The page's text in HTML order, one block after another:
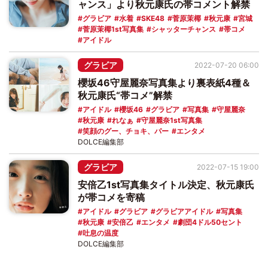
ャンス」より秋元康氏の帯コメント解禁
グラビア 水着 SKE48 菅原茉椰 秋元康
宮城
菅原茉椰1st写真集
シャッターチャンス
帯コメ
アイドル
グラビア
櫻坂46守屋麗奈写真集より裏表紙4種＆
秋元康氏“帯コメ”解禁
アイドル 櫻坂46 グラビア 写真集
守屋麗奈
秋元康
れなぁ
守屋麗奈1st写真集
笑顔のグー、チョキ、パー
エンタメ
2022-07-20 06:00
DOLCE編集部
グラビア
安倍乙1st写真集タイトル決定、秋元康氏
が帯コメを寄稿
アイドル グラビア グラビアアイドル
写真集
秋元康
安倍乙 エンタメ
劇団4ドル50セント
吐息の温度
2022-07-15 19:00
DOLCE編集部